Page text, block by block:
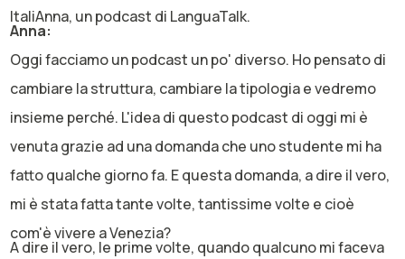
ItaliAnna, un podcast di LanguaTalk.
Anna:
Oggi facciamo un podcast un po' diverso. Ho pensato di
cambiare la struttura, cambiare la tipologia e vedremo
insieme perché. L'idea di questo podcast di oggi mi è
venuta grazie ad una domanda che uno studente mi ha
fatto qualche giorno fa. E questa domanda, a dire il vero,
mi è stata fatta tante volte, tantissime volte e cioè
com'è vivere a Venezia?
A dire il vero, le prime volte, quando qualcuno mi faceva